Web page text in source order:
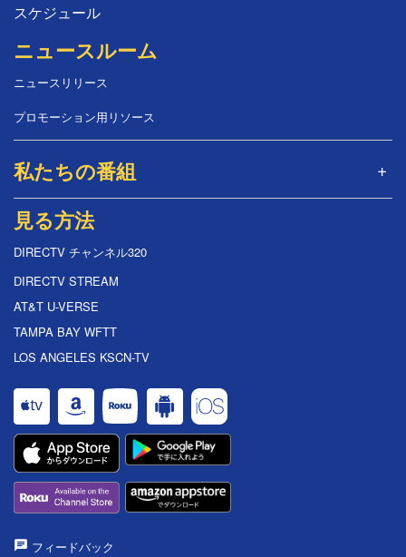
スケジュール
ニュースルーム
ニュースリリース
プロモーション用リソース
私たちの番組
見る方法
DIRECTV チャンネル320
DIRECTV STREAM
AT&T U-VERSE
TAMPA BAY WFTT
LOS ANGELES KSCN-TV
フィードバック